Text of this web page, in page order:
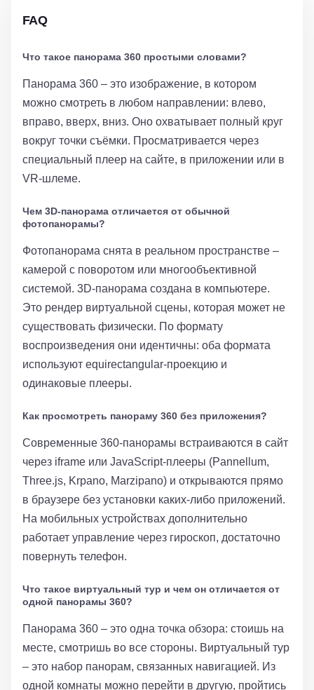
FAQ
Что такое панорама 360 простыми словами?
Панорама 360 – это изображение, в котором
можно смотреть в любом направлении: влево,
вправо, вверх, вниз. Оно охватывает полный круг
вокруг точки съёмки. Просматривается через
специальный плеер на сайте, в приложении или в
VR-шлеме.
Чем 3D-панорама отличается от обычной
фотопанорамы?
Фотопанорама снята в реальном пространстве –
камерой с поворотом или многообъективной
системой. 3D-панорама создана в компьютере.
Это рендер виртуальной сцены, которая может не
существовать физически. По формату
воспроизведения они идентичны: оба формата
используют equirectangular-проекцию и
одинаковые плееры.
Как просмотреть панораму 360 без приложения?
Современные 360-панорамы встраиваются в сайт
через iframe или JavaScript-плееры (Pannellum,
Three.js, Krpano, Marzipano) и открываются прямо
в браузере без установки каких-либо приложений.
На мобильных устройствах дополнительно
работает управление через гироскоп, достаточно
повернуть телефон.
Что такое виртуальный тур и чем он отличается от
одной панорамы 360?
Панорама 360 – это одна точка обзора: стоишь на
месте, смотришь во все стороны. Виртуальный тур
– это набор панорам, связанных навигацией. Из
одной комнаты можно перейти в другую, пройтись